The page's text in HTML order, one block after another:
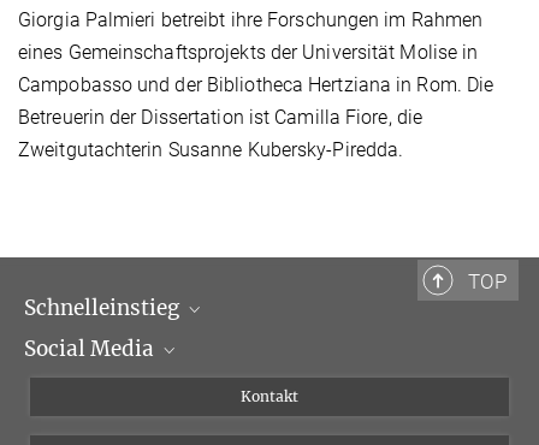
Giorgia Palmieri betreibt ihre Forschungen im Rahmen
eines Gemeinschaftsprojekts der Universität Molise in
Campobasso und der Bibliotheca Hertziana in Rom. Die
Betreuerin der Dissertation ist Camilla Fiore, die
Zweitgutachterin Susanne Kubersky-Piredda.
TOP
Schnelleinstieg
Wissenschaftliche Abteilungen
Social Media
Instagram
Kontakt